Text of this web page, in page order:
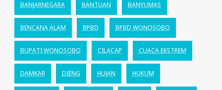
BANJARNEGARA BANTUAN BANYUMAS
BENCANA ALAM BPBD BPBD WONOSOBO
BUPATI WONOSOBO CILACAP CUACA EKSTREM
DAMKAR DIENG HUJAN HUKUM